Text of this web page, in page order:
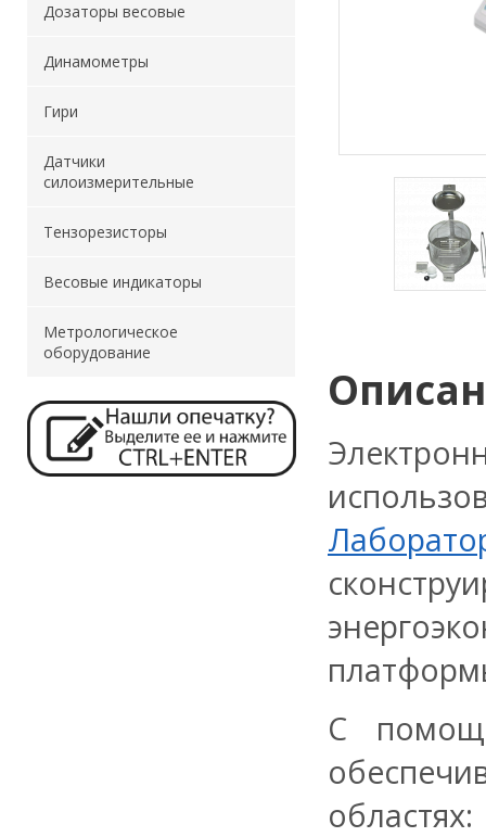
С
областях:
Дозаторы весовые
Динамометры
Гири
Датчики
силоизмерительные
Тензорезисторы
Весовые индикаторы
Метрологическое
оборудование